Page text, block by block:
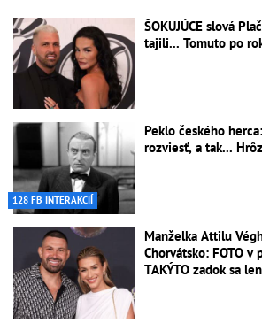
ŠOKUJÚCE slová
tajili... Tomuto po
128 FB INTERAKCIÍ
Peklo českého
rozviesť, a tak...
Manželka Attilu
Chorvátsko: FOTO v
TAKÝTO zadok sa